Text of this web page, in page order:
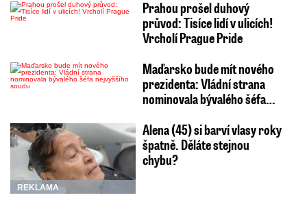
Prahou prošel duhový
průvod: Tisíce lidí v ulicích!
Vrcholí Prague Pride
Maďarsko bude mít nového
prezidenta: Vládní strana
nominovala bývalého šéfa…
REKLAMA
Alena (45) si barví vlasy roky
špatně. Děláte stejnou
chybu?